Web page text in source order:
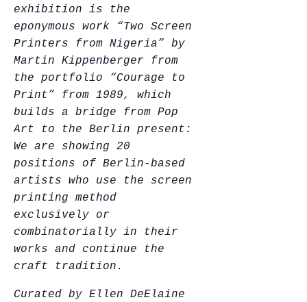
exhibition is the
eponymous work “Two Screen
Printers from Nigeria” by
Martin Kippenberger from
the portfolio “Courage to
Print” from 1989, which
builds a bridge from Pop
Art to the Berlin present:
We are showing 20
positions of Berlin-based
artists who use the screen
printing method
exclusively or
combinatorially in their
works and continue the
craft tradition.
Curated by Ellen DeElaine